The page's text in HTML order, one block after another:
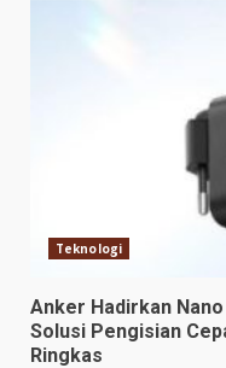
Teknologi
Anker Hadirkan
Solusi Pengisian
Ringkas